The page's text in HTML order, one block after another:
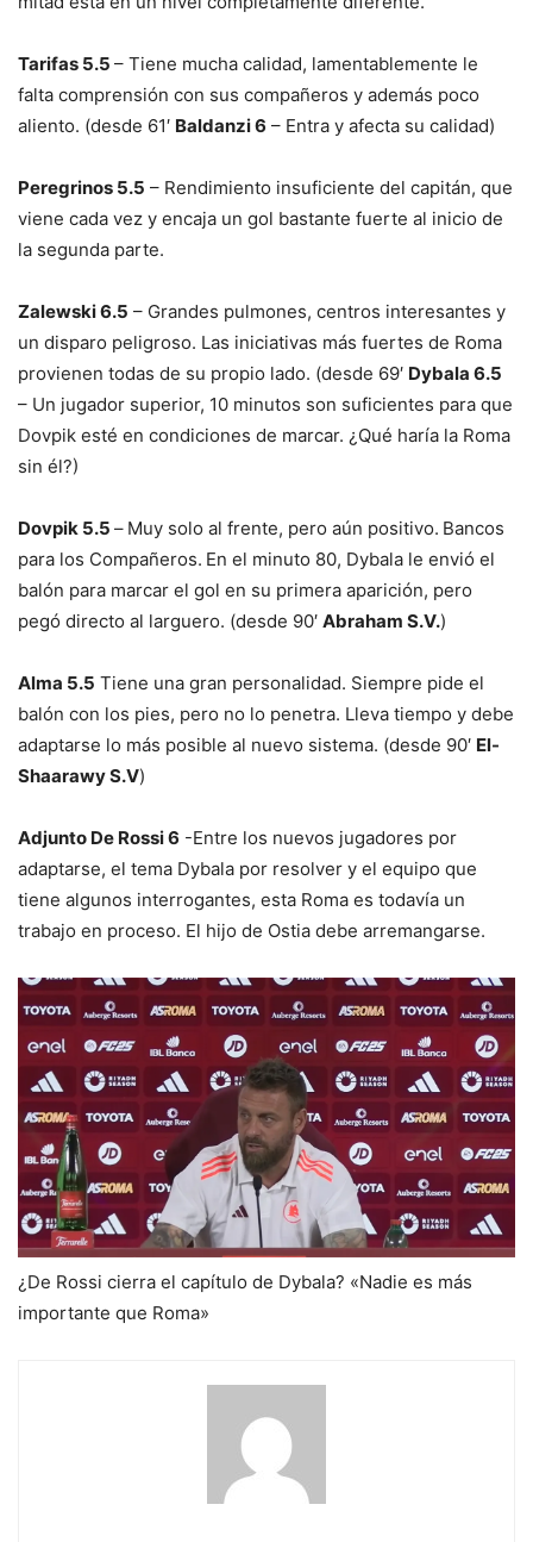
Tarifas 5.5 – Tiene mucha calidad, lamentablemente le
falta comprensión con sus compañeros y además poco
aliento. (desde 61′ Baldanzi 6 – Entra y afecta su calidad)
Peregrinos 5.5 – Rendimiento insuficiente del capitán, que
viene cada vez y encaja un gol bastante fuerte al inicio de
la segunda parte.
Zalewski 6.5 – Grandes pulmones, centros interesantes y
un disparo peligroso. Las iniciativas más fuertes de Roma
provienen todas de su propio lado. (desde 69′ Dybala 6.5
– Un jugador superior, 10 minutos son suficientes para que
Dovpik esté en condiciones de marcar. ¿Qué haría la Roma
sin él?)
Dovpik 5.5 – Muy solo al frente, pero aún positivo. Bancos
para los Compañeros. En el minuto 80, Dybala le envió el
balón para marcar el gol en su primera aparición, pero
pegó directo al larguero. (desde 90′ Abraham S.V.)
Alma 5.5 Tiene una gran personalidad. Siempre pide el
balón con los pies, pero no lo penetra. Lleva tiempo y debe
adaptarse lo más posible al nuevo sistema. (desde 90′ El-
Shaarawy S.V)
Adjunto De Rossi 6 -Entre los nuevos jugadores por
adaptarse, el tema Dybala por resolver y el equipo que
tiene algunos interrogantes, esta Roma es todavía un
trabajo en proceso. El hijo de Ostia debe arremangarse.
¿De Rossi cierra el capítulo de Dybala? «Nadie es más
importante que Roma»